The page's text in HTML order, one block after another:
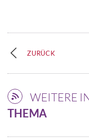
ZURÜCK
WEITERE
THEMA